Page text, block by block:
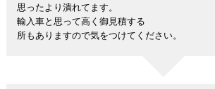
思ったより潰れてます。
輸入車と思って高く御見積する
所もありますので気をつけてください。